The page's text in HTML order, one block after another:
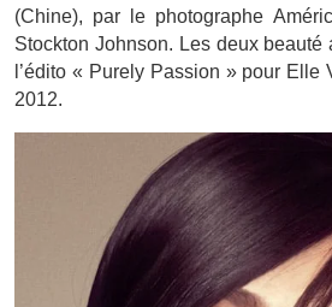
(Chine), par le photographe
Stockton Johnson. Les deux beauté
l’édito « Purely Passion » pour Elle
2012.